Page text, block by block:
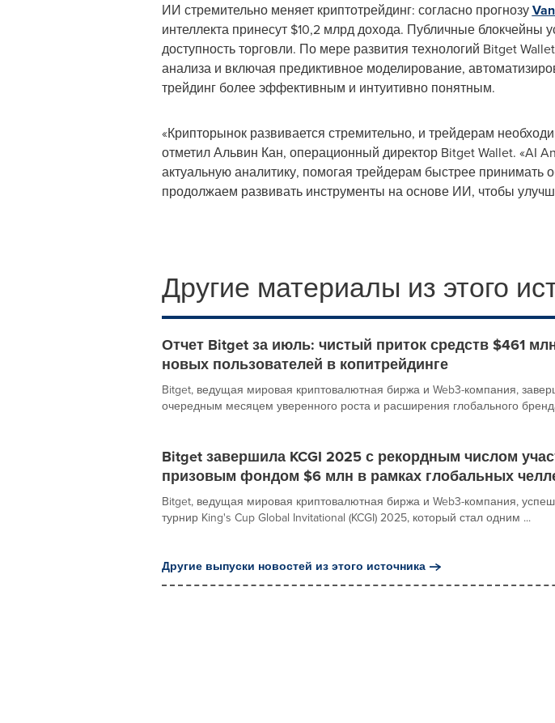
ИИ стремительно меняет криптотрейдинг: согласно прогнозу
интеллекта принесут $10,2млрд дохода. Публичные блокчейны
доступность торговли. По мере развития технологий Bitget
анализа и включая предиктивное моделирование,
трейдинг более эффективным и интуитивно понятным.
«Крипторынок развивается стремительно, и трейдерам
отметил Альвин Кан, операционный директор Bitget Wallet. «AI
актуальную аналитику, помогая трейдерам быстрее
продолжаем развивать инструменты на основе ИИ, чтобы
Другие материалы из этого
Отчет Bitget за июль: чистый приток средств $461
новых пользователей в копитрейдинге
Bitget, ведущая мировая криптовалютная биржа и Web3-компания,
очередным месяцем уверенного роста и расширения глобального
Bitget завершила KCGI 2025 с рекордным числом
призовым фондом $6 млн в рамках глобальных
Bitget, ведущая мировая криптовалютная биржа и Web3-компания,
турнир King's Cup Global Invitational (KCGI) 2025, который стал одним ...
Другие выпуски новостей из этого источника